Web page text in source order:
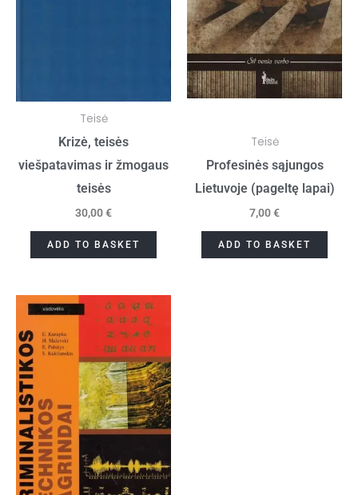
Teisė
Krizė, teisės
viešpatavimas ir žmogaus
teisės
30,00€
ADD TO BASKET
Teisė
Profesinės sąjungos
Lietuvoje (pageltę lapai)
7,00€
ADD TO BASKET